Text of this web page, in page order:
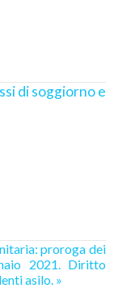
di soggiorno e
proroga dei
2021. Diritto
asilo. »